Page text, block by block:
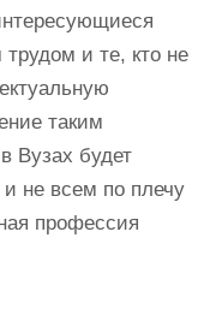
и те, кто не
таким
Вузах будет
и не всем по плечу
профессия